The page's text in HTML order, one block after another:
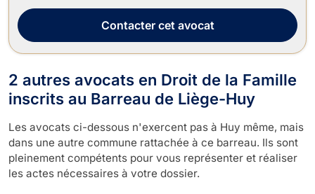
Civil, le Droit des Successio...
Contactercet avocat
2 autres avocats en Droit de la Famille
inscrits au Barreau de Liège-Huy
Les avocats ci-dessous n'exercent pas à Huy même, mais
dans une autre commune rattachée à ce barreau. Ils sont
pleinement compétents pour vous représenter et réaliser
les actes nécessaires à votre dossier.